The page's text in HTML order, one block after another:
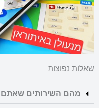
שאלות נפוצות
מהם השירותים שאתם